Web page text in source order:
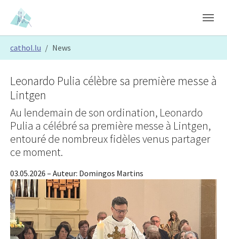
Skip to main content
Skip to page footer
cathol.lu News
Leonardo Pulia célèbre sa première messe à
Lintgen
Au lendemain de son ordination, Leonardo
Pulia a célébré sa première messe à Lintgen,
entouré de nombreux fidèles venus partager
ce moment.
03.05.2026 – Auteur: Domingos Martins